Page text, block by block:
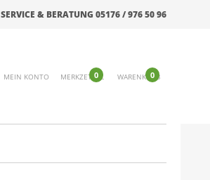
SERVICE & BERATUNG 05176 / 976 50 96
MEIN KONTO 0
MERKZETTEL 0
WARENKORB